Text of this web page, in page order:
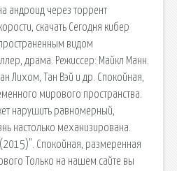
андроид через торрент
скачать Сегодня кибер
видом
драма. Режиссер: Майкл Манн.
Лихом, Тан Вэй и др. Спокойная,
мирового пространства.
нарушить равномерный,
настолько механизирована.
Спокойная, размеренная
Только на нашем сайте вы